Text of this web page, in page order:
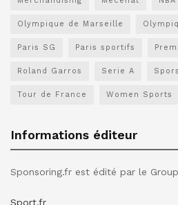
Olympique de Marseille
Paris SG Paris sportifs
Roland Garros Serie A
Tour de France Women Sports
Informations éditeur
Sponsoring.fr est édité par le
Sport.fr